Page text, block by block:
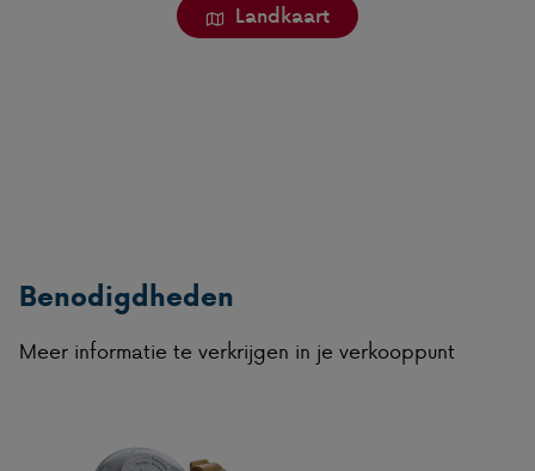
Landkaart
Benodigdheden
Meer informatie te verkrijgen in je verkooppunt